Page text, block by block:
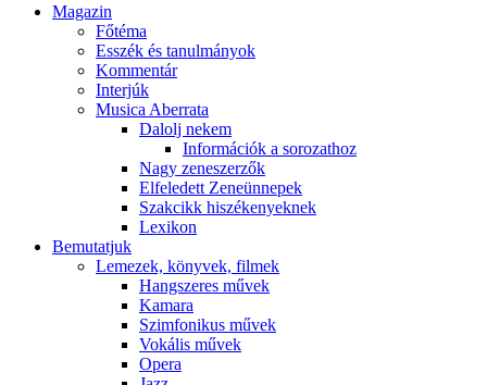
Magazin
Főtéma
Esszék és tanulmányok
Kommentár
Interjúk
Musica Aberrata
Dalolj nekem
Információk a sorozathoz
Nagy zeneszerzők
Elfeledett Zeneünnepek
Szakcikk hiszékenyeknek
Lexikon
Bemutatjuk
Lemezek, könyvek, filmek
Hangszeres művek
Kamara
Szimfonikus művek
Vokális művek
Opera